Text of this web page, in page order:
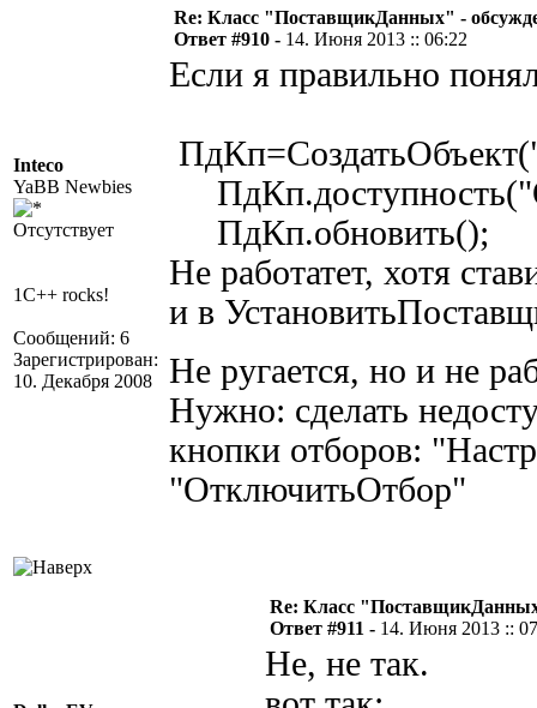
Inteco
YaBB Newbies
Отсутствует
1C++ rocks!
Сообщений: 6
Зарегистрирован:
10. Декабря 2008
Re: Класс "ПоставщикДанных" -
Ответ #910 - 14. Июня 2013 :: 06:22
Если я правильно
ПдКп.обновить();
Не работатет, хотя
и в
Не ругается, но и не
Нужно: сделать
кнопки отборов:
"ОтключитьОтбор"
Re: Класс
Ответ #911 - 14. Июня 2013 ::
Не, не так.